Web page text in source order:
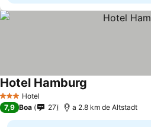
3 EstrelasHotel
Hotel Hamburg
7,9 Boa 27 a 2.8 km de Altstadt